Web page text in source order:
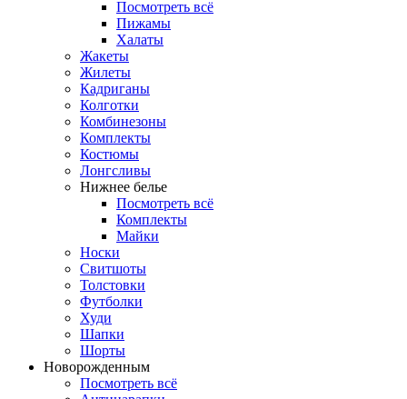
Посмотреть всё
Пижамы
Халаты
Жакеты
Жилеты
Кадриганы
Колготки
Комбинезоны
Комплекты
Костюмы
Лонгсливы
Нижнее белье
Посмотреть всё
Комплекты
Майки
Носки
Свитшоты
Толстовки
Футболки
Худи
Шапки
Шорты
Новорожденным
Посмотреть всё